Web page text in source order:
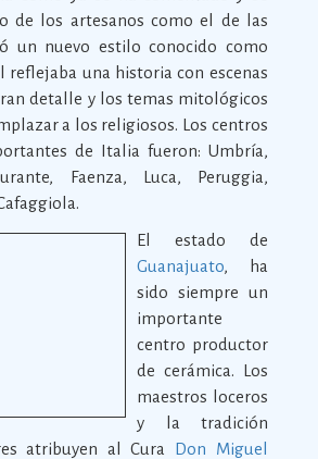
de los artesanos como el de las
un nuevo estilo conocido como
reflejaba una historia con escenas
detalle y los temas mitológicos
a los religiosos. Los centros
de Italia fueron: Umbría,
Faenza, Luca, Peruggia,
El estado de
Guanajuato, ha
sido siempre un
importante
centro productor
de cerámica. Los
maestros loceros
y la tradición
atribuyen al Cura Don Miguel